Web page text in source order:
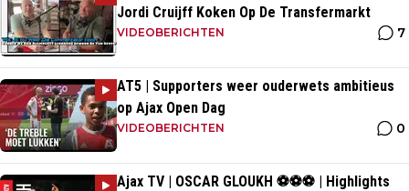
Jordi Cruijff Koken Op De Transfermarkt
VIDEOBERICHTEN 7
AT5 | Supporters weer ouderwets ambitieus
op Ajax Open Dag
VIDEOBERICHTEN 0
Ajax TV | OSCAR GLOUKH ⚽️⚽️⚽️ | Highlights